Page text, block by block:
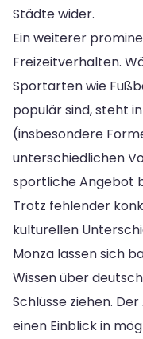
Städte wider.
Ein weiterer
Freizeitverhalten.
Sportarten wie
populär sind, steht
(insbesondere
unterschiedlichen
sportliche Angebot
Trotz fehlender
kulturellen
Monza lassen sich
Wissen über
Schlüsse ziehen.
einen Einblick in